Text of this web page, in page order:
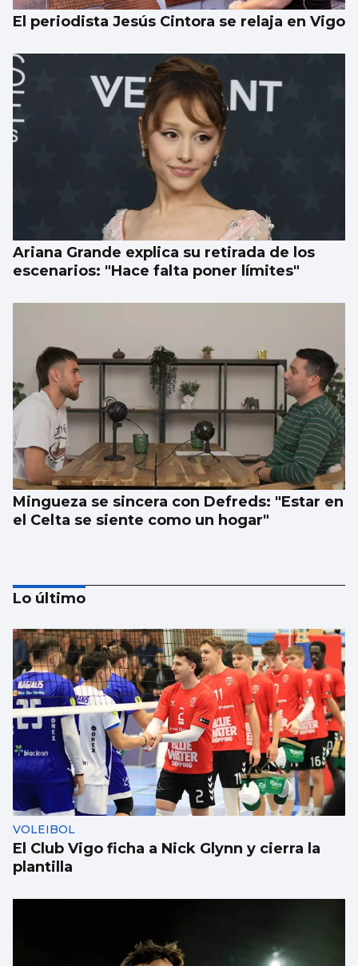
El periodista Jesús Cintora se relaja en Vigo
Ariana Grande explica su retirada de los
escenarios: "Hace falta poner límites"
Mingueza se sincera con Defreds: "Estar en
el Celta se siente como un hogar"
Borja Iglesias, Ana Peleteiro o Abel
Caballero, entre los favoritos de los
gallegos para compartir un viaje
Lo último
VOLEIBOL
El Club Vigo ficha a Nick Glynn y cierra la
plantilla